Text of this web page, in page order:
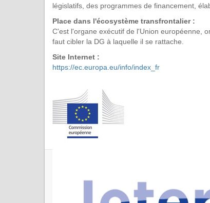
législatifs, des programmes de financement,
Place dans l'écosystème transfrontalier :
C'est l'organe exécutif de l'Union européenne,
faut cibler la DG à laquelle il se rattache.
Site Internet :
https://ec.europa.eu/info/index_fr